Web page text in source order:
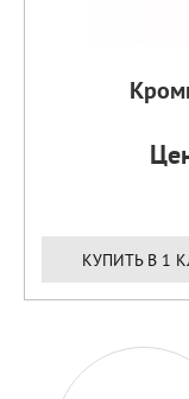
КУПИТЬ В 1